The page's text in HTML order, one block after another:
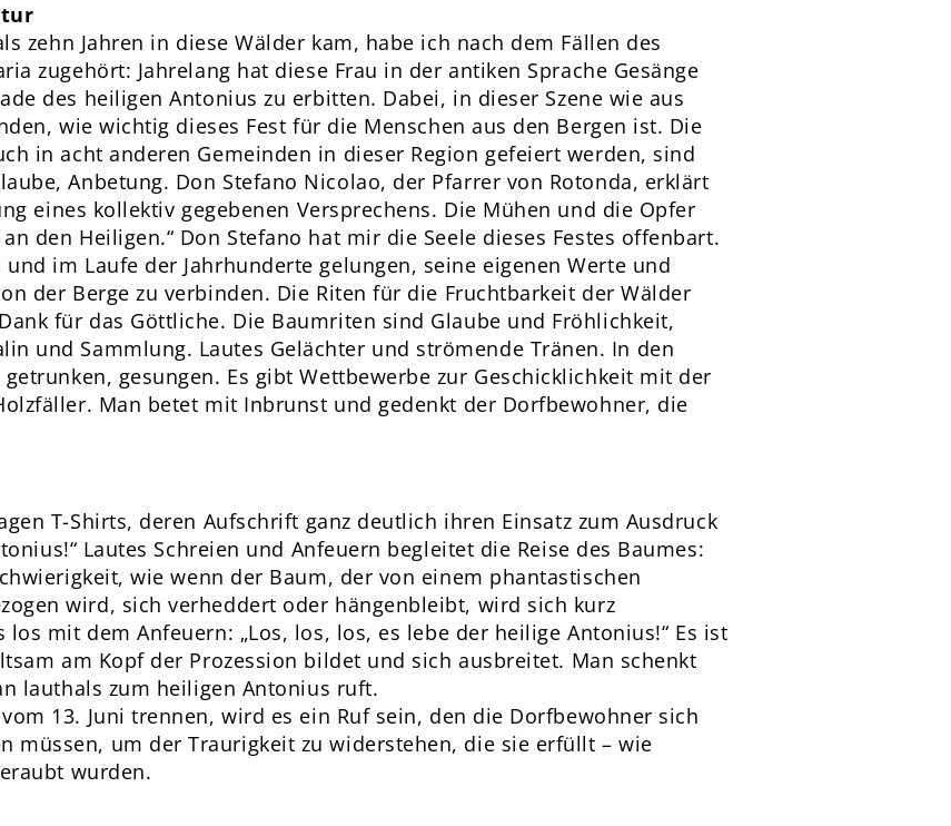
zehn Jahren in diese Wälder kam, habe ich nach dem Fällen des
zugehört: Jahrelang hat diese Frau in der antiken Sprache Gesänge
des heiligen Antonius zu erbitten. Dabei, in dieser Szene wie aus
wie wichtig dieses Fest für die Menschen aus den Bergen ist. Die
in acht anderen Gemeinden in dieser Region gefeiert werden, sind
Anbetung. Don Stefano Nicolao, der Pfarrer von Rotonda, erklärt
eines kollektiv gegebenen Versprechens. Die Mühen und die Opfer
den Heiligen.“ Don Stefano hat mir die Seele dieses Festes offenbart.
im Laufe der Jahrhunderte gelungen, seine eigenen Werte und
der Berge zu verbinden. Die Riten für die Fruchtbarkeit der Wälder
für das Göttliche. Die Baumriten sind Glaube und Fröhlichkeit,
und Sammlung. Lautes Gelächter und strömende Tränen. In den
gesungen. Es gibt Wettbewerbe zur Geschicklichkeit mit der
Man betet mit Inbrunst und gedenkt der Dorfbewohner, die
T-Shirts, deren Aufschrift ganz deutlich ihren Einsatz zum Ausdruck
Lautes Schreien und Anfeuern begleitet die Reise des Baumes:
wie wenn der Baum, der von einem phantastischen
wird, sich verheddert oder hängenbleibt, wird sich kurz
mit dem Anfeuern: „Los, los, los, es lebe der heilige Antonius!“ Es ist
am Kopf der Prozession bildet und sich ausbreitet. Man schenkt
lauthals zum heiligen Antonius ruft.
13. Juni trennen, wird es ein Ruf sein, den die Dorfbewohner sich
müssen, um der Traurigkeit zu widerstehen, die sie erfüllt – wie
wurden.